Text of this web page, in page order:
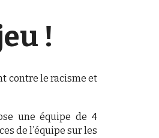
!
contre le racisme et
une équipe de 4
de l’équipe sur les